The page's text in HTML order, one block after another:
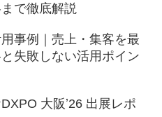
で徹底解説
事例｜売上・集客を最
失敗しない活用ポイン
大阪ʼ26 出展レポ